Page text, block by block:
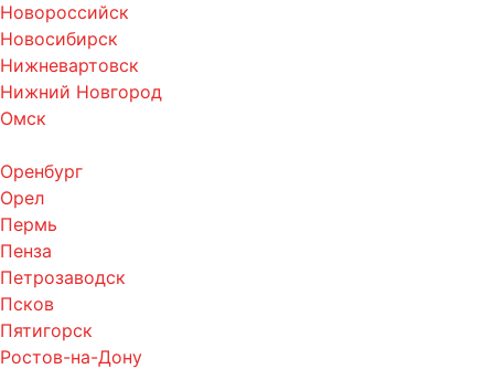
Новороссийск
Новосибирск
Нижневартовск
Нижний Новгород
Омск
Оренбург
Орел
Пермь
Пенза
Петрозаводск
Псков
Пятигорск
Ростов-на-Дону